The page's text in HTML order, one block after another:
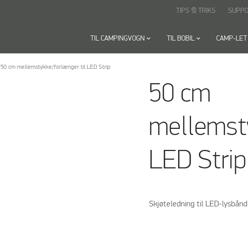
TIL CAMPINGVOGN keyboard_arrow_down TIL BOBIL keyboard_arrow_down CAMP-LET
TIPS & TRIKS
50 cm mellemstykke/forlænger til LED Strip
50 cm
LED Strip
Skjøteledning til LED-lysbånd